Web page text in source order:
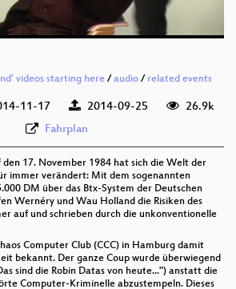
videos starting here/ audio/ related events
11-17 2014-09-25
26.9k
Fahrplan
den 17. November 1984 hat sich die Welt der
immer verändert: Mit dem sogenannten
DM über das Btx-System der Deutschen
Wernéry und Wau Holland die Risiken des
auf und schrieben durch die unkonventionelle
Computer Club (CCC) in Hamburg damit
bekannt. Der ganze Coup wurde überwiegend
sind die Robin Datas von heute...") anstatt die
Computer-Kriminelle abzustempeln. Dieses